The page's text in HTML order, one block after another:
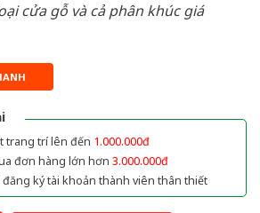
cửa gỗ và cả phân khúc giá
trang trí lên đến 1.000.000đ
đơn hàng lớn hơn 3.000.000đ
ký tài khoản thành viên thân thiết